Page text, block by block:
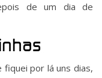
de um dia de
fiquei por lá uns dias,